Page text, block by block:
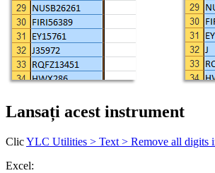
Lansați acest instrument
ClicYLC Utilities > Text > Remove all digits
Excel: